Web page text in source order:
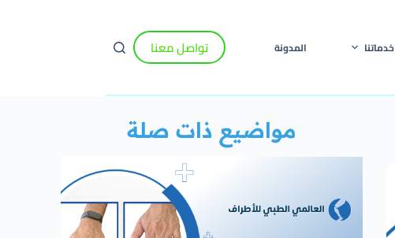
خدماتنا المدونة تواصل معنا
مواضيع ذات صلة